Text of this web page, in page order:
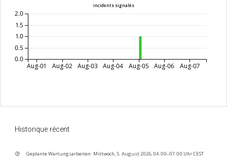
Incidents signalés
Aug-01 Aug-02 Aug-03 Aug-04 Aug-05 Aug-06 Aug-07
0.0
0.5
1.0
1.5
2.0
Historique récent
Geplante Wartungsarbeiten: Mittwoch, 5. August 2026, 04:00–07:00 Uhr CEST